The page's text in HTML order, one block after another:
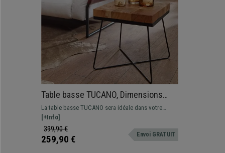
Table basse TUCANO, Dimensions
45x45x51cm, en Métal et Bois Massif
D'Acacia
La table basse TUCANO sera idéale dans votre
salon, bureau ou encore salle d’attente grâce à son
design polyvalent !
[+Info]
399,90 €
259,90 € Envoi GRATUIT